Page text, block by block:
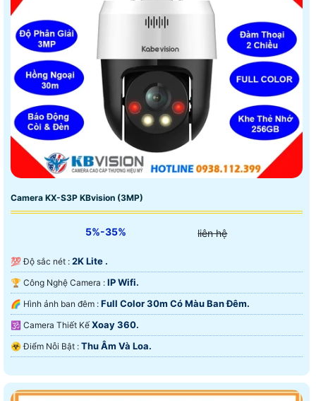
Camera KX-S3P KBvision (3MP)
5%-35% liên hệ
💯 Độ sắc nét : 2K Lite .
🏆 Công Nghệ Camera : IP Wifi.
🌈 Hình ảnh ban đêm : Full Color 30m Có Màu Ban Ðêm.
🕉️ Camera Thiết Kế Xoay 360.
️☣️ Điểm Nỗi Bật : Thu Âm Và Loa.